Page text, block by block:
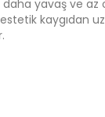
daha yavaş ve az
kaygıdan